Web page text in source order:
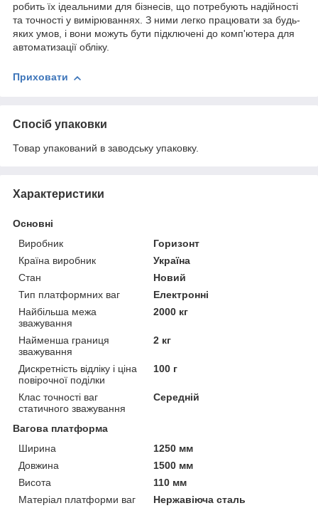
робить їх ідеальними для бізнесів, що потребують надійності
та точності у вимірюваннях. З ними легко працювати за будь-
яких умов, і вони можуть бути підключені до комп'ютера для
автоматизації обліку.
Приховати
Спосіб упаковки
Товар упакований в заводську упаковку.
Характеристики
Основні
Виробник
Горизонт
Країна виробник
Україна
Стан
Новий
Тип платформних ваг
Електронні
Найбільша межа
зважування
2000 кг
Найменша границя
зважування
2 кг
Дискретність відліку і ціна
повірочної поділки
100 г
Клас точності ваг
статичного зважування
Середній
Вагова платформа
Ширина
1250 мм
Довжина
1500 мм
Висота
110 мм
Матеріал платформи ваг
Нержавіюча сталь